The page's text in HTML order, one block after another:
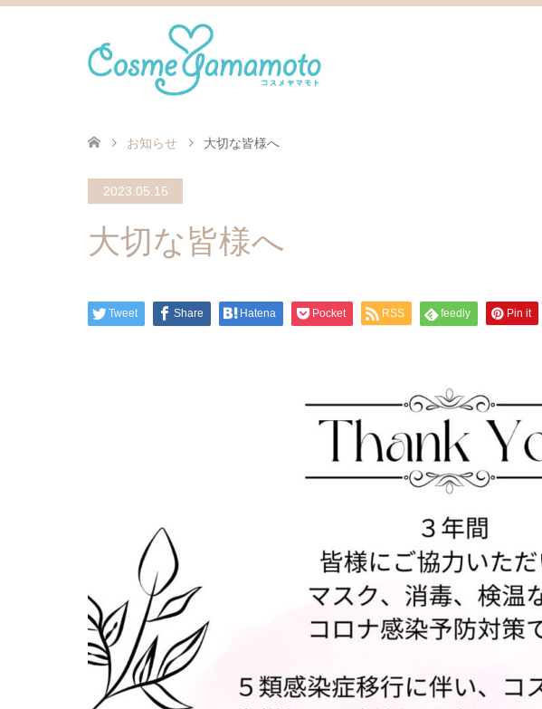
お知らせ 大切な皆様へ
2023.05.15
大切な皆様へ
Tweet Share Hatena Pocket RSS feedly Pin it